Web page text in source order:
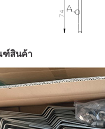
ฑ์สินค้า